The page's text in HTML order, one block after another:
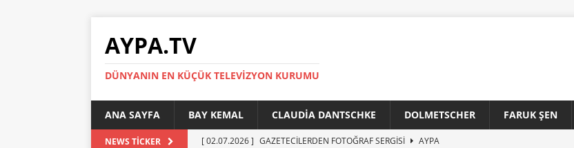
AYPA.TV
DÜNYANIN EN KÜÇÜK TELEVIZYON KURUMU
ANA SAYFA BAY KEMAL CLAUDIA DANTSCHKE DOLMETSCHER FARUK ŞEN
NEWS TICKER [ 02.07.2026 ] GAZETECİLERDEN FOTOĞRAF SERGİSİ
AYPA